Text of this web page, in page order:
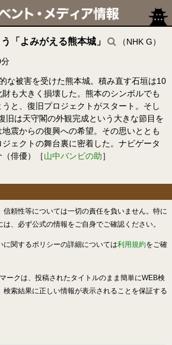
「よみがえる熊本城」 （NHK G）
な被害を受けた熊本城。積み直す石垣は10
も大きく損壊した。熊本のシンボルでも
と、復旧プロジェクトがスタート。そし
旧は天守閣の外観完成という大きな節目を
震からの復興への希望。その思いととも
ェクトの舞台裏に密着した。ナビゲータ
俳優）［山中バンビの助］
信頼性等については一切の責任を負いません。特に
、必ず公式の情報をご自身でご確認ください。
に関するポリシーの詳細については利用規約をご確
マークは、投稿されたタイトルのまま簡単にWEB検
索結果に正しい情報が表示されることを保証する